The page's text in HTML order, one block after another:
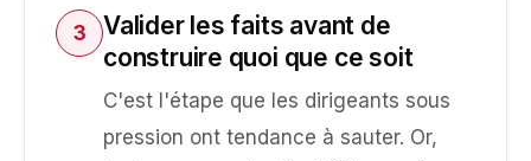
3
Valider les faits avant de
construire quoi que ce soit
C'est l'étape que les dirigeants sous
pression ont tendance à sauter. Or,